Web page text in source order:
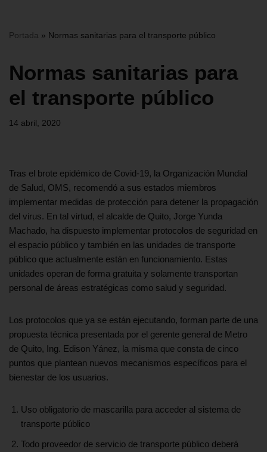
Portada » Normas sanitarias para el transporte público
Normas sanitarias para
el transporte público
14 abril, 2020
Tras el brote epidémico de Covid-19, la Organización Mundial
de Salud, OMS, recomendó a sus estados miembros
implementar medidas de protección para detener la propagación
del virus. En tal virtud, el alcalde de Quito, Jorge Yunda
Machado, ha dispuesto implementar protocolos de seguridad en
el espacio público y también en las unidades de transporte
público que actualmente están en funcionamiento. Estas
unidades operan de forma gratuita y solamente transportan
personal de áreas estratégicas como salud y seguridad.
Los protocolos que ya se están ejecutando, forman parte de una
propuesta técnica presentada por el gerente general de Metro
de Quito, Ing. Edison Yánez, la misma que consta de cinco
puntos que plantean nuevos mecanismos específicos para el
bienestar de los usuarios.
Uso obligatorio de mascarilla para acceder al sistema de
transporte público
Todo proveedor de servicio de transporte público deberá